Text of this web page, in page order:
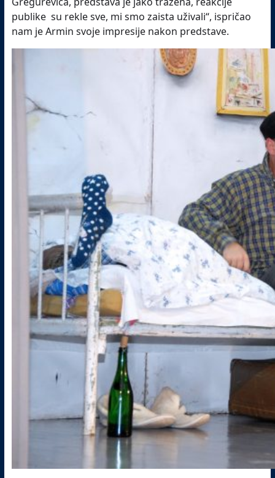
publike su rekle sve, mi smo zaista uživali“, ispričao
nam je Armin svoje impresije nakon predstave.